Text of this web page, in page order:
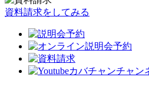
資料請求をしてみる